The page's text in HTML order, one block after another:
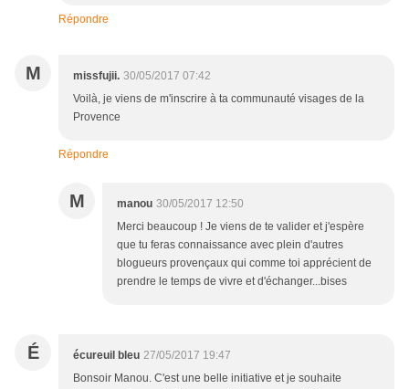
Répondre
M missfujii. 30/05/2017 07:42
Voilà, je viens de m'inscrire à ta communauté visages de la
Provence
Répondre
M manou 30/05/2017 12:50
Merci beaucoup ! Je viens de te valider et j'espère
que tu feras connaissance avec plein d'autres
blogueurs provençaux qui comme toi apprécient de
prendre le temps de vivre et d'échanger...bises
É écureuil bleu 27/05/2017 19:47
Bonsoir Manou. C'est une belle initiative et je souhaite